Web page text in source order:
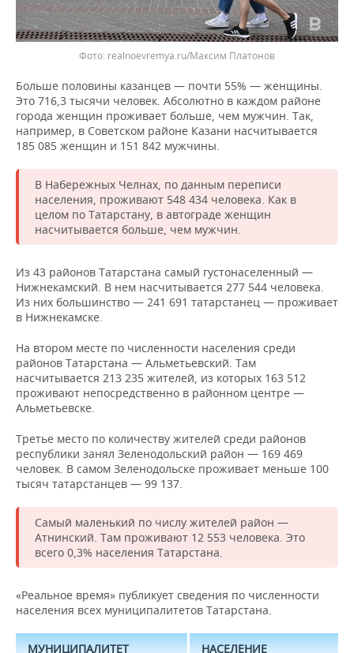
Фото: realnoevremya.ru/Максим Платонов
Больше половины казанцев — почти 55% — женщины.
Это 716,3 тысячи человек. Абсолютно в каждом районе
города женщин проживает больше, чем мужчин. Так,
например, в Советском районе Казани насчитывается
185 085 женщин и 151 842 мужчины.
В Набережных Челнах, по данным переписи
населения, проживают 548 434 человека. Как в
целом по Татарстану, в автограде женщин
насчитывается больше, чем мужчин.
Из 43 районов Татарстана самый густонаселенный —
Нижнекамский. В нем насчитывается 277 544 человека.
Из них большинство — 241 691 татарстанец — проживает
в Нижнекамске.
На втором месте по численности населения среди
районов Татарстана — Альметьевский. Там
насчитывается 213 235 жителей, из которых 163 512
проживают непосредственно в районном центре —
Альметьевске.
Третье место по количеству жителей среди районов
республики занял Зеленодольский район — 169 469
человек. В самом Зеленодольске проживает меньше 100
тысяч татарстанцев — 99 137.
Самый маленький по числу жителей район —
Атнинский. Там проживают 12 553 человека. Это
всего 0,3% населения Татарстана.
«Реальное время» публикует сведения по численности
населения всех муниципалитетов Татарстана.
МУНИЦИПАЛИТЕТ НАСЕЛЕНИЕ